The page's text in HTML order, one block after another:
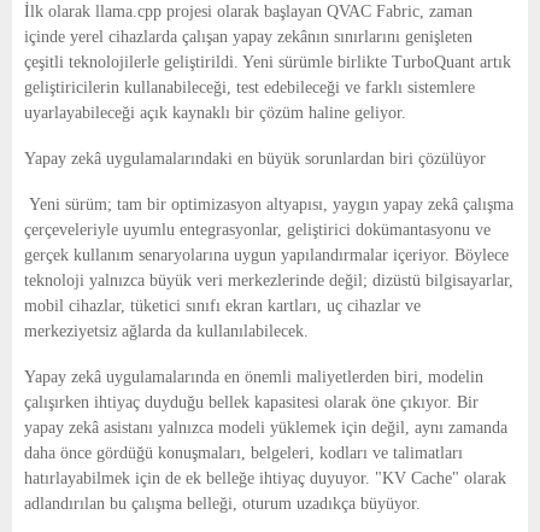
İlk olarak llama.cpp projesi olarak başlayan QVAC Fabric, zaman
içinde yerel cihazlarda çalışan yapay zekânın sınırlarını genişleten
çeşitli teknolojilerle geliştirildi. Yeni sürümle birlikte TurboQuant artık
geliştiricilerin kullanabileceği, test edebileceği ve farklı sistemlere
uyarlayabileceği açık kaynaklı bir çözüm haline geliyor.
Yapay zekâ uygulamalarındaki en büyük sorunlardan biri çözülüyor
Yeni sürüm; tam bir optimizasyon altyapısı, yaygın yapay zekâ çalışma
çerçeveleriyle uyumlu entegrasyonlar, geliştirici dokümantasyonu ve
gerçek kullanım senaryolarına uygun yapılandırmalar içeriyor. Böylece
teknoloji yalnızca büyük veri merkezlerinde değil; dizüstü bilgisayarlar,
mobil cihazlar, tüketici sınıfı ekran kartları, uç cihazlar ve
merkeziyetsiz ağlarda da kullanılabilecek.
Yapay zekâ uygulamalarında en önemli maliyetlerden biri, modelin
çalışırken ihtiyaç duyduğu bellek kapasitesi olarak öne çıkıyor. Bir
yapay zekâ asistanı yalnızca modeli yüklemek için değil, aynı zamanda
daha önce gördüğü konuşmaları, belgeleri, kodları ve talimatları
hatırlayabilmek için de ek belleğe ihtiyaç duyuyor. "KV Cache" olarak
adlandırılan bu çalışma belleği, oturum uzadıkça büyüyor.